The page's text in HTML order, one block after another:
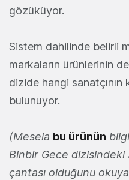
gözüküyor.
Sistem dahilinde belirli
markaların ürünlerinin
dizide hangi sanatçının
bulunuyor.
(Mesela bu ürünün
Binbir Gece dizisindeki
çantası olduğunu